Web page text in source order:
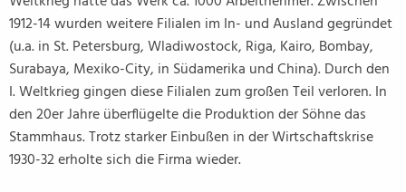
1912-14 wurden weitere Filialen im In- und Ausland gegründet
(u.a. in St. Petersburg, Wladiwostock, Riga, Kairo, Bombay,
Surabaya, Mexiko-City, in Südamerika und China). Durch den
I. Weltkrieg gingen diese Filialen zum großen Teil verloren. In
den 20er Jahre überflügelte die Produktion der Söhne das
Stammhaus. Trotz starker Einbußen in der Wirtschaftskrise
1930-32 erholte sich die Firma wieder.